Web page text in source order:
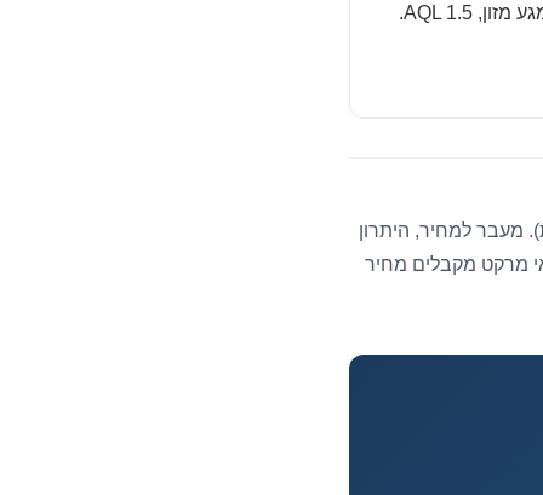
חוסכים משמעותית בקנייה סיטונאית בקרטון (10 קופסאות). מעבר למחיר, היתרון
מרקט מקבלים מחיר